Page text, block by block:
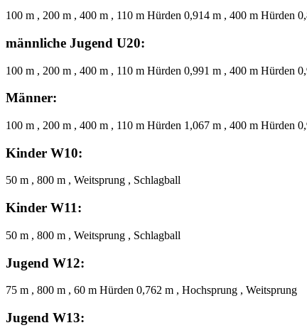
100 m , 200 m , 400 m , 110 m Hürden 0,914 m , 400 m Hürden
männliche Jugend U20:
100 m , 200 m , 400 m , 110 m Hürden 0,991 m , 400 m Hürden
Männer:
100 m , 200 m , 400 m , 110 m Hürden 1,067 m , 400 m Hürden
Kinder W10:
50 m , 800 m , Weitsprung , Schlagball
Kinder W11:
50 m , 800 m , Weitsprung , Schlagball
Jugend W12:
75 m , 800 m , 60 m Hürden 0,762 m , Hochsprung , Weitsprung
Jugend W13: